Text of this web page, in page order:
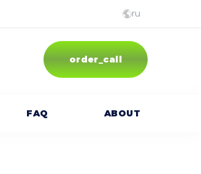
ru
English
oʼzbekcha
order_call
FAQ ABOUT